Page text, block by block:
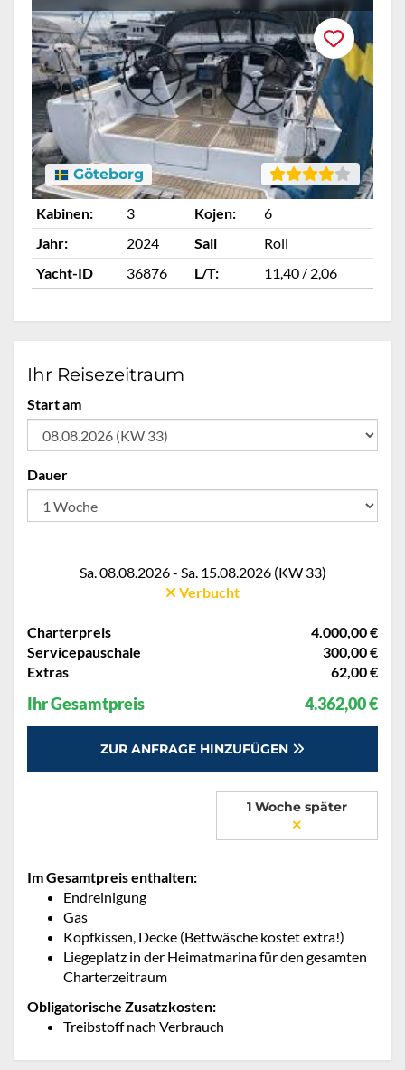
Göteborg
Kabinen: 3 Kojen:
6
Jahr:
2024 Sail
Roll
Yacht-ID
36876 L/T: 11,40 / 2,06
Ihr Reisezeitraum
Start am
Dauer
Sa. 08.08.2026 - Sa. 15.08.2026 (KW 33)
Verbucht
Charterpreis
4.000,00 €
Servicepauschale
300,00 €
Extras
62,00 €
Ihr Gesamtpreis 4.362,00 €
ZUR ANFRAGE HINZUFÜGEN
1 Woche später
Im Gesamtpreis enthalten:
Endreinigung
Gas
Kopfkissen, Decke (Bettwäsche kostet extra!)
Liegeplatz in der Heimatmarina für den gesamten
Charterzeitraum
Obligatorische Zusatzkosten:
Treibstoff nach Verbrauch